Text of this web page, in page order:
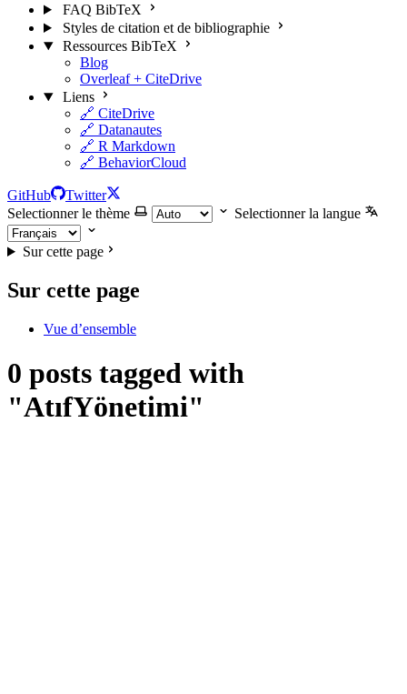
FAQ BibTeX
Styles de citation et de bibliographie
Ressources BibTeX
Blog
Overleaf + CiteDrive
Liens
🔗 CiteDrive
🔗 Datanautes
🔗 R Markdown
🔗 BehaviorCloud
GitHub
Twitter
Selectionner le thème
Selectionner la langue
Sur cette page
Sur cette page
Vue d’ensemble
0 posts tagged with
"AtıfYönetimi"